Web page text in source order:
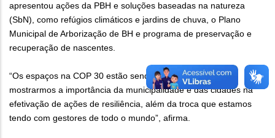
apresentou ações da PBH e soluções baseadas na natureza
(SbN), como refúgios climáticos e jardins de chuva, o Plano
Municipal de Arborização de BH e programa de preservação e
recuperação de nascentes.
“Os espaços na COP 30 estão sendo fundamentais para
mostrarmos a importância da municipalidade e das cidades na
efetivação de ações de resiliência, além da troca que estamos
tendo com gestores de todo o mundo”, afirma.